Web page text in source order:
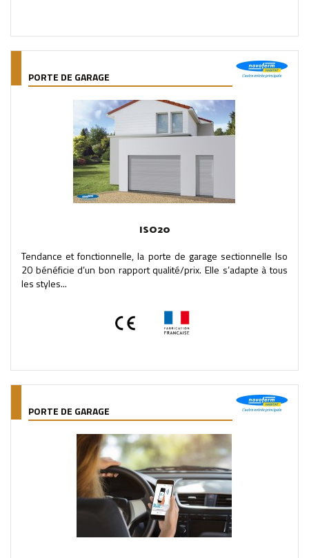
PORTE DE GARAGE
ISO20
Tendance et fonctionnelle, la porte de garage sectionnelle Iso
20 bénéficie d’un bon rapport qualité/prix. Elle s’adapte à tous
les styles...
PORTE DE GARAGE